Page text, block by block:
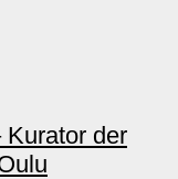
Kurator der